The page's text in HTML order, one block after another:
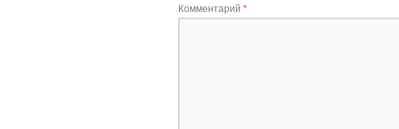
Комментарий *